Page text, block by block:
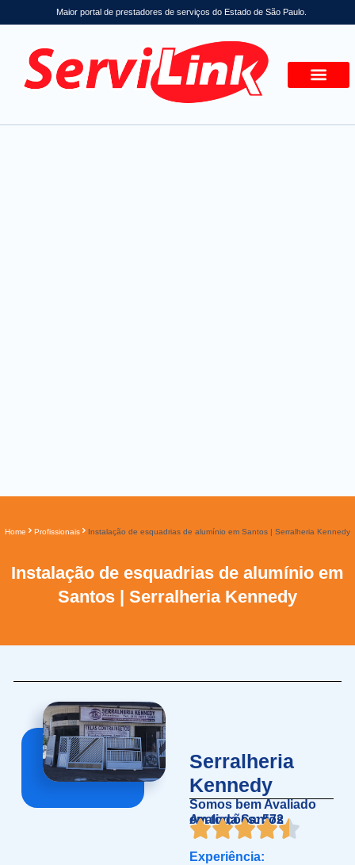
Maior portal de prestadores de serviços do Estado de São Paulo.
Home Profissionais Instalação de esquadrias de alumínio em Santos | Serralheria Kennedy
Instalação de esquadrias de alumínio em
Santos | Serralheria Kennedy
Serralheria
Kennedy
Somos bem Avaliado
em toda Santos
Avaliações: 572
Experiência: